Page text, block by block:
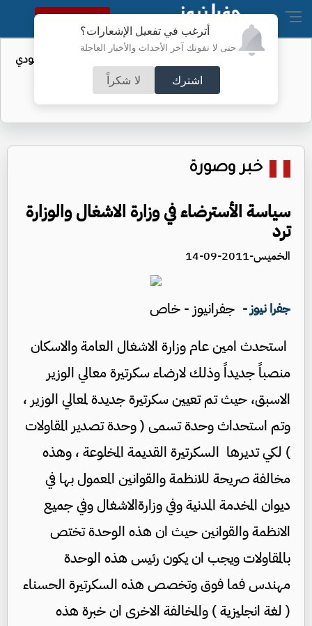
أترغب في تفعيل الإشعارات؟
حتى لا تفوتك آخر الأحداث والأخبار العاجلة
اشترك لا شكراً
النسخة الكاملة
واردات الولايات المتحدة من النفط السعودي
تهبط إلى الصفر
خبر وصورة
سياسة الأسترضاء في وزارة الاشغال والوزارة
ترد
الخميس-2011-09-14
جفرا نيوز - جفرانيوز - خاص
استحدث امين عام وزارة الاشغال العامة والاسكان
منصباً جديداً وذلك لارضاء سكرتيرة معالي الوزير
الاسبق، حيث تم تعيين سكرتيرة جديدة لمعالي الوزير ،
وتم استحداث وحدة تسمى ( وحدة تصدير المقاولات
) لكي تديرها السكرتيرة القديمة المخلوعة ، وهذه
مخالفة صريحة للانظمة والقوانين المعمول بها في
ديوان المخدمة المدنية وفي وزارةالاشغال وفي جميع
الانظمة والقوانين حيث ان هذه الوحدة تختص
بالمقاولات ويجب ان يكون رئيس هذه الوحدة
مهندس فما فوق وتخصص هذه السكرتيرة الحسناء
( لغة انجليزية ) والمخالفة الاخرى ان خبرة هذه